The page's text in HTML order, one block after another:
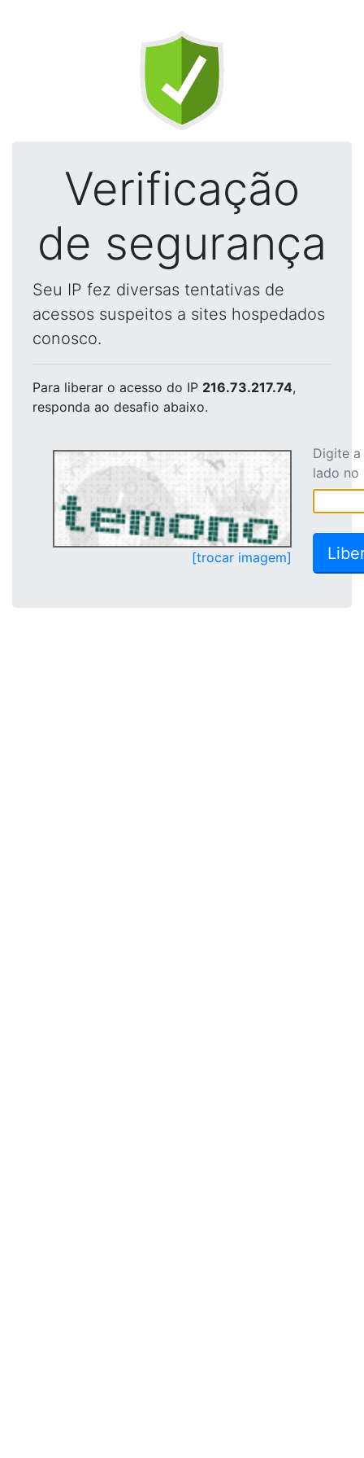
Verificação
de segurança
Seu IP fez diversas tentativas de
acessos suspeitos a sites hospedados
conosco.
Para liberar o acesso do IP 216.73.217.74,
responda ao desafio abaixo.
[trocar imagem]
Digite
lado no